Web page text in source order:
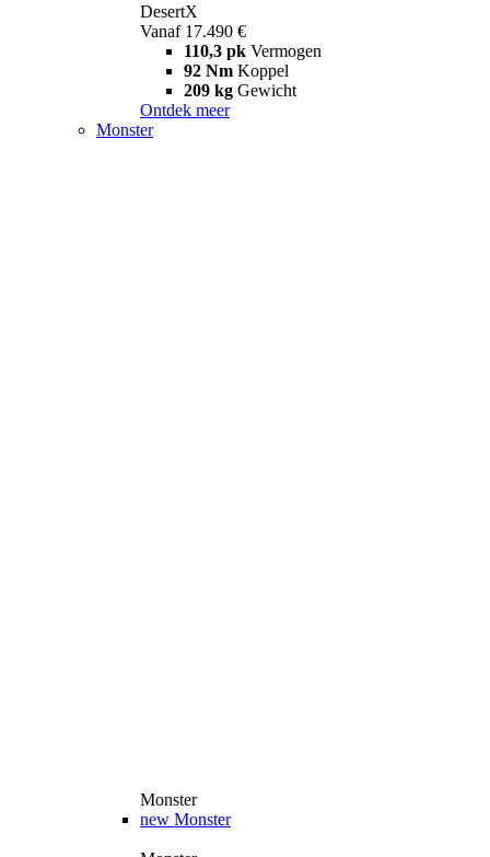
DesertX
Vanaf 17.490 €
110,3 pk Vermogen
92 Nm Koppel
209 kg Gewicht
Ontdek meer
Monster
Monster
new Monster